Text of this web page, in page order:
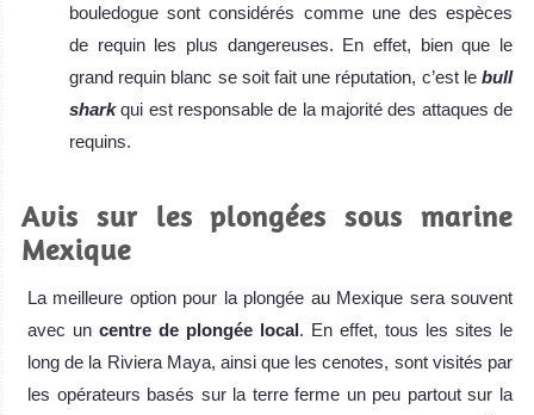
bouledogue sont considérés comme une des espèces
de requin les plus dangereuses. En effet, bien que le
grand requin blanc se soit fait une réputation, c’est le bull
sharkqui est responsable de la majorité des attaques de
requins.
Avis sur les plongées sous marine
Mexique
La meilleure option pour la plongée au Mexique sera souvent
avec un centre de plongée local. En effet, tous les sites le
long de la Riviera Maya, ainsi que les cenotes, sont visités par
les opérateurs basés sur la terre ferme un peu partout sur la